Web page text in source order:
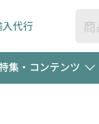
代行
集・コンテンツ
規会員登録ポイ